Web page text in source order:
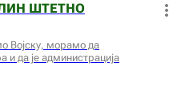
ШТЕТНО
Војску, морамо да
и да је администрација